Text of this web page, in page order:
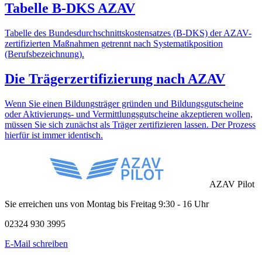
Tabelle B-DKS AZAV
Tabelle des Bundesdurchschnittskostensatzes (B-DKS) der AZAV-
zertifizierten Maßnahmen getrennt nach Systematikposition
(Berufsbezeichnung).
Die Trägerzertifizierung nach AZAV
Wenn Sie einen Bildungsträger gründen und Bildungsgutscheine
oder Aktivierungs- und Vermittlungsgutscheine akzeptieren wollen,
müssen Sie sich zunächst als Träger zertifizieren lassen. Der Prozess
hierfür ist immer identisch.
AZAV Pilot
Sie erreichen uns von Montag bis Freitag 9:30 - 16 Uhr
02324 930 3995
E-Mail schreiben